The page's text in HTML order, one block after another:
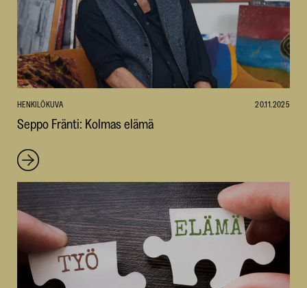
HENKILÖKUVA 20.11.2025
Seppo Fränti: Kolmas elämä